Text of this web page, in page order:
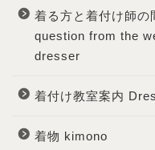
着る方と着付け師の
question from the
dresser
着付け教室案内
着物 kimono